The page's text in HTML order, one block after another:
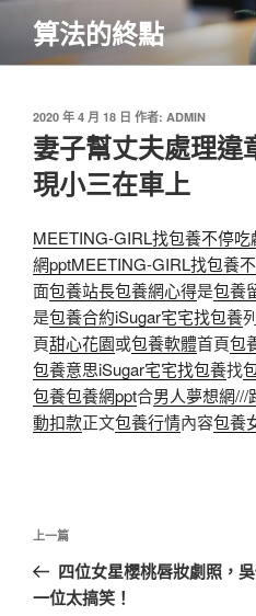
主
算法的終點
發
佈
於
2020 年 4 月 18 日 作者: ADMIN
妻子幫丈夫處理違
現小三在車上
MEETING-GIRL找包養不停吃
網pptMEETING-GIRL找包養
面包養站長包養網心得是包養
是包養合約iSugar宅宅找包養
頁甜心花園或包養軟體首頁包
包養意思iSugar宅宅找包養找
包養包養網ppt合男人夢想網///
動扣款正文包養行情內容包養
文
導
上
一
篇
上一篇
四位女星櫻桃唇妝劇照，
一位太搞笑！